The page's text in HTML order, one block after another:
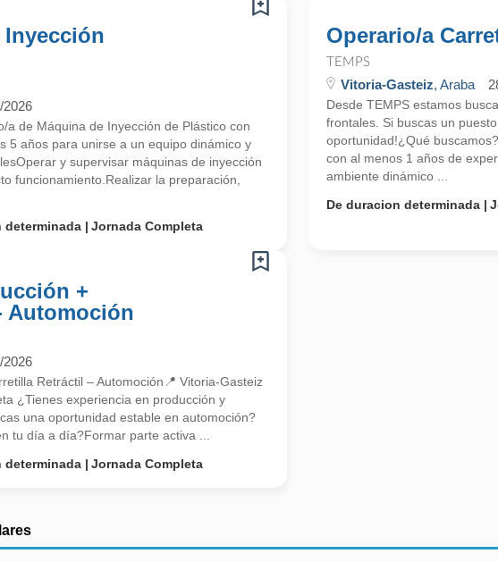
Inyección
2026
a de Máquina de Inyección de Plástico con
5 años para unirse a un equipo dinámico y
y supervisar máquinas de inyección
funcionamiento.Realizar la preparación,
determinada Jornada Completa
Operario/a
TEMPS
Vitoria-Gasteiz, Araba
Desde TEMPS estamos
frontales. Si buscas un
oportunidad!¿Qué
con al menos 1 años de
ambiente dinámico ...
De duracion determinada
+
Automoción
2026
Retráctil – Automoción📍 Vitoria-Gasteiz
¿Tienes experiencia en producción y
una oportunidad estable en automoción?
tu día a día?Formar parte activa ...
determinada Jornada Completa